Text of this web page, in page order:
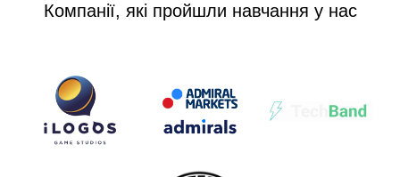
Компанії, які пройшли навчання у нас